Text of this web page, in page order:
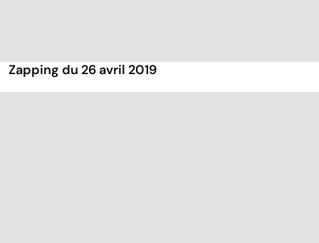
Zapping du 26 avril 2019